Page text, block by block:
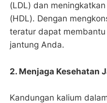
(LDL) dan
(HDL). Dengan
teratur dapat
jantung Anda.
2. Menjaga Kesehatan
Kandungan kalium